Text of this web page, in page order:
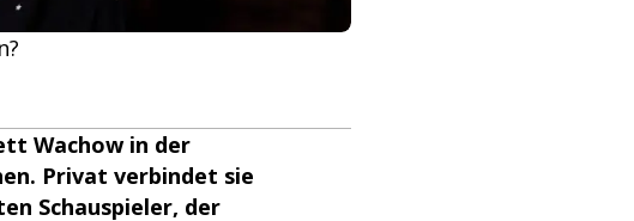
Wachow in der
Privat verbindet sie
Schauspieler, der